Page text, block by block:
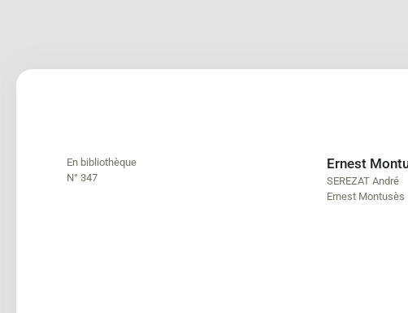
En bibliothèque
N° 347
Ernest
SEREZAT André
Ernest Montusès